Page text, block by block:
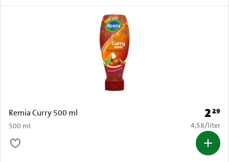
Remia Curry 500 ml
500 ml
Prijs:
229
€ 4,58 per
4,58/liter